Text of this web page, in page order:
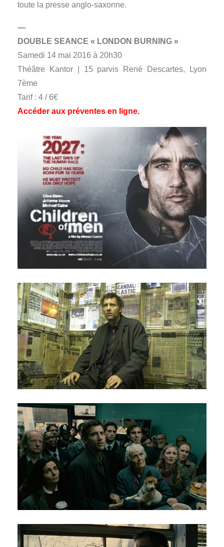
toute la presse anglo-saxonne.
—
DOUBLE SEANCE « LONDON BURNING »
Samedi 14 mai 2016 à 20h30
Théâtre Kantor | 15 parvis René Descartes, Lyon
7ème
Tarif : 4 / 6€
Accéder aux préventes en ligne.